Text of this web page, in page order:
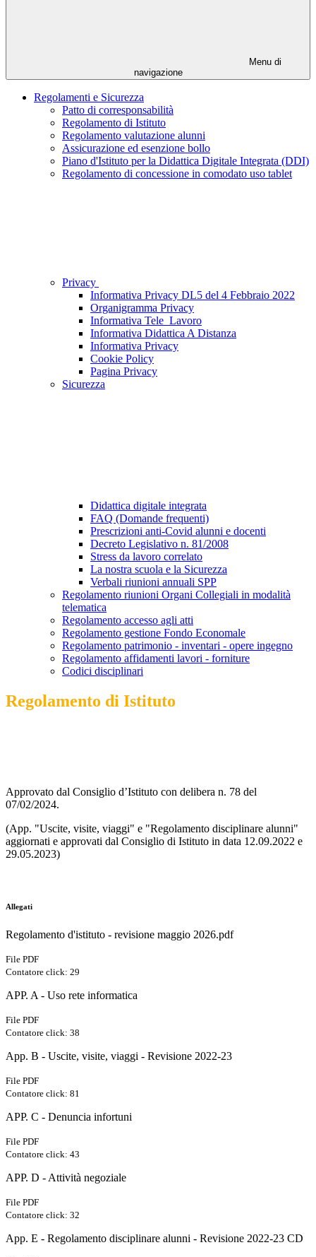
Menu di
navigazione
Regolamenti e Sicurezza
Patto di corresponsabilità
Regolamento di Istituto
Regolamento valutazione alunni
Assicurazione ed esenzione bollo
Piano d'Istituto per la Didattica Digitale Integrata (DDI)
Regolamento di concessione in comodato uso tablet
Privacy
Informativa Privacy DL5 del 4 Febbraio 2022
Organigramma Privacy
Informativa Tele_Lavoro
Informativa Didattica A Distanza
Informativa Privacy
Cookie Policy
Pagina Privacy
Sicurezza
Didattica digitale integrata
FAQ (Domande frequenti)
Prescrizioni anti-Covid alunni e docenti
Decreto Legislativo n. 81/2008
Stress da lavoro correlato
La nostra scuola e la Sicurezza
Verbali riunioni annuali SPP
Regolamento riunioni Organi Collegiali in modalità
telematica
Regolamento accesso agli atti
Regolamento gestione Fondo Economale
Regolamento patrimonio - inventari - opere ingegno
Regolamento affidamenti lavori - forniture
Codici disciplinari
Regolamento di Istituto
Approvato dal Consiglio d’Istituto con delibera n. 78 del
07/02/2024.
(App. "Uscite, visite, viaggi" e "Regolamento disciplinare alunni"
aggiornati e approvati dal Consiglio di Istituto in data 12.09.2022 e
29.05.2023)
Allegati
Regolamento d'istituto - revisione maggio 2026.pdf
File PDF
Contatore click: 29
APP. A - Uso rete informatica
File PDF
Contatore click: 38
App. B - Uscite, visite, viaggi - Revisione 2022-23
File PDF
Contatore click: 81
APP. C - Denuncia infortuni
File PDF
Contatore click: 43
APP. D - Attività negoziale
File PDF
Contatore click: 32
App. E - Regolamento disciplinare alunni - Revisione 2022-23 CD